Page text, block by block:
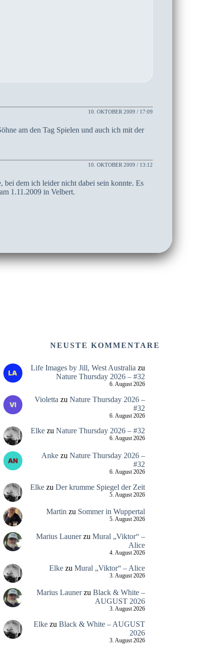
10. OKTOBER 2009 / 17:09
am den Tag Spielen und auch ich mit der
10. OKTOBER 2009 / 13:12
dem ich leider nicht dabei sein konnte. Es
1.11.2009 in Velbert.
NEUSTE KOMMENTARE
Life Images by Jill, West Australia zu
Nature Thursday 2026 – #32
6. August 2026
Violetta zu Nature Thursday 2026 –
#32
6. August 2026
Elkezu Nature Thursday 2026 – #32
6. August 2026
Ankezu Nature Thursday 2026 –
#32
6. August 2026
Elkezu Der krumme Spiegel der Zeit
5. August 2026
Martinzu Sommer in Wuppertal
5. August 2026
Marius Launerzu Mural „Viktor“ –
Alice
4. August 2026
Elkezu Mural „Viktor“ – Alice
3. August 2026
Marius Launerzu Black & White –
AUGUST 2026
3. August 2026
Elkezu Black & White – AUGUST
2026
3. August 2026